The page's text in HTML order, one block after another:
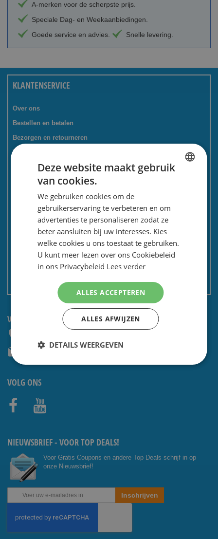
A-merken voor de scherpste prijs.
Speciale Dag- en Weekaanbiedingen.
Goede service en advies.
Snelle levering.
KLANTENSERVICE
Over ons
Bestellen en betalen
Bezorgen en retourneren
Tevredenheidsgarantie
Kadoservice
Bedrijven / zakelijk
Meest gestelde vragen
Contactformulier
Nieuwsbrief
Privacy en security
Algemene voorwaarden
Non EU: Belasting / douane
VRAGEN? NEEM CONTACT OP:
service@shavesavings.com
VOLG ONS
NIEUWSBRIEF - VOOR TOP DEALS!
Voor Gratis Coupons en andere Top Deals schrijf in op
onze Nieuwsbrief!
Abonneer
onze
Inschrijven
Deze website maakt gebruik
van cookies.
We gebruiken cookies om de
gebruikerservaring te verbeteren en om
advertenties te personaliseren zodat ze
beter aansluiten bij uw interesses. Kies
welke cookies u ons toestaat te gebruiken.
U kunt meer lezen over ons Cookiebeleid
in ons Privacybeleid Lees verder
ALLES ACCEPTEREN
ALLES AFWIJZEN
DETAILS WEERGEVEN